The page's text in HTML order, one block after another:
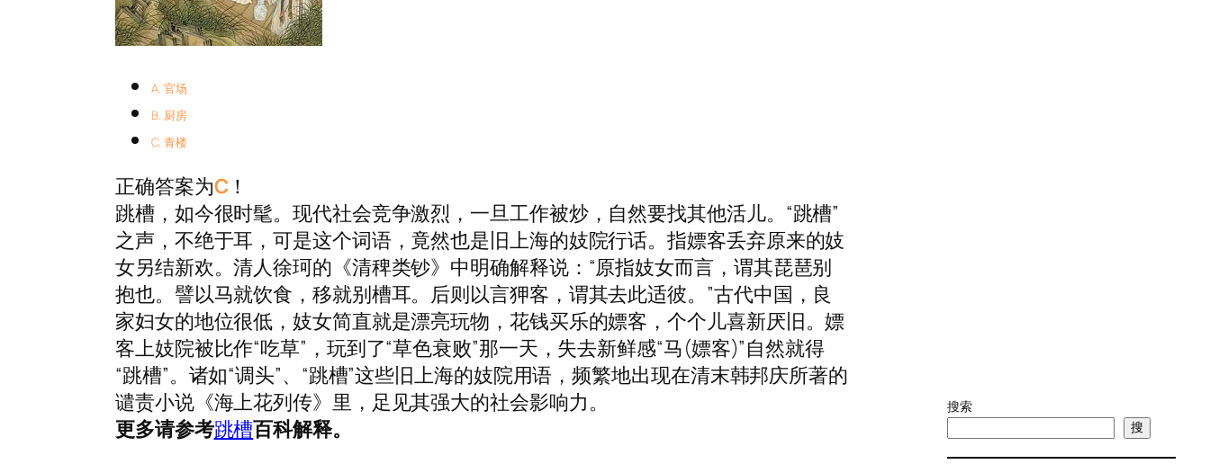
A. 官场
B. 厨房
C. 青楼
正确答案为C！
跳槽，如今很时髦。现代社会竞争激烈，一旦工作被炒，自然要找其他活儿。“跳槽”
之声，不绝于耳，可是这个词语，竟然也是旧上海的妓院行话。指嫖客丢弃原来的妓
女另结新欢。清人徐珂的《清稗类钞》中明确解释说：“原指妓女而言，谓其琵琶别
抱也。譬以马就饮食，移就别槽耳。后则以言狎客，谓其去此适彼。”古代中国，良
家妇女的地位很低，妓女简直就是漂亮玩物，花钱买乐的嫖客，个个儿喜新厌旧。嫖
客上妓院被比作“吃草”，玩到了“草色衰败”那一天，失去新鲜感“马(嫖客)”自然就得
“跳槽”。诸如“调头”、“跳槽”这些旧上海的妓院用语，频繁地出现在清末韩邦庆所著的
谴责小说《海上花列传》里，足见其强大的社会影响力。
更多请参考跳槽百科解释。
搜索
搜